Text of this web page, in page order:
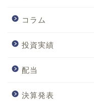
コラム
投資実績
配当
決算発表